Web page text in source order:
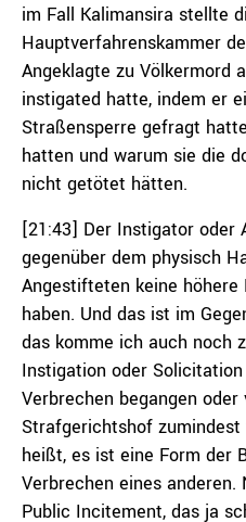
im Fall Kalimansira stellte
Hauptverfahrenskammer
Angeklagte zu Völkermord
instigated hatte, indem er
Straßensperre gefragt
hatten und warum sie die
nicht getötet hätten.
[21:43] Der Instigator oder
gegenüber dem physisch
Angestifteten keine
haben. Und das ist im
das komme ich auch noch
Instigation oder
Verbrechen begangen
Strafgerichtshof
heißt, es ist eine Form der
Verbrechen eines
Public Incitement, das ja